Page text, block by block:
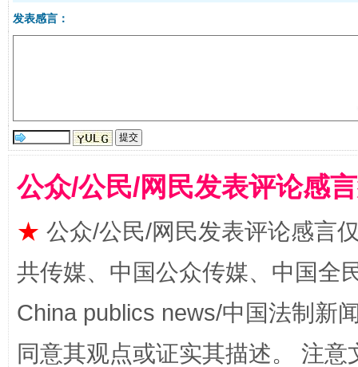
受贿1.44亿！段成刚被判无期
全民健身五年计划来了！等你上场
发表感言：
公众/公民/网民发表评论感
★ 公众/公民/网民发表评论感言
共传媒、中国公众传媒、中国全
China publics news/中国法制新
同意其观点或证实其描述。 注